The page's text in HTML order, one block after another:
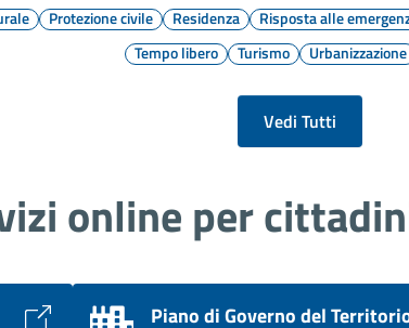
Protezione civile Residenza Risposta alle
Tempo libero
Turismo Urbanizzazione
Vedi Tutti
online per
Piano di Governo del